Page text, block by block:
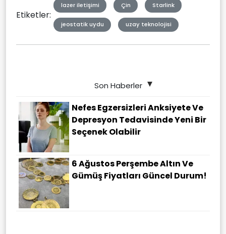
Etiketler:
lazer iletişimi Çin Starlink
jeostatik uydu uzay teknolojisi
Son Haberler
Nefes Egzersizleri Anksiyete Ve
Depresyon Tedavisinde Yeni Bir
Seçenek Olabilir
6 Ağustos Perşembe Altın Ve
Gümüş Fiyatları Güncel Durum!